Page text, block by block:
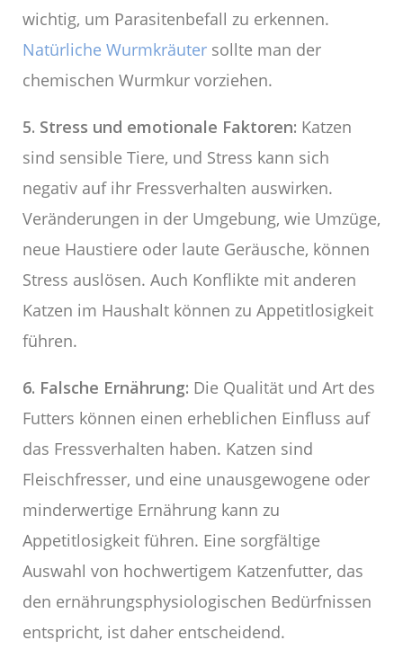
wichtig, um Parasitenbefall zu erkennen.
Natürliche Wurmkräuter sollte man der
chemischen Wurmkur vorziehen.
5. Stress und emotionale Faktoren: Katzen
sind sensible Tiere, und Stress kann sich
negativ auf ihr Fressverhalten auswirken.
Veränderungen in der Umgebung, wie Umzüge,
neue Haustiere oder laute Geräusche, können
Stress auslösen. Auch Konflikte mit anderen
Katzen im Haushalt können zu Appetitlosigkeit
führen.
6. Falsche Ernährung: Die Qualität und Art des
Futters können einen erheblichen Einfluss auf
das Fressverhalten haben. Katzen sind
Fleischfresser, und eine unausgewogene oder
minderwertige Ernährung kann zu
Appetitlosigkeit führen. Eine sorgfältige
Auswahl von hochwertigem Katzenfutter, das
den ernährungsphysiologischen Bedürfnissen
entspricht, ist daher entscheidend.